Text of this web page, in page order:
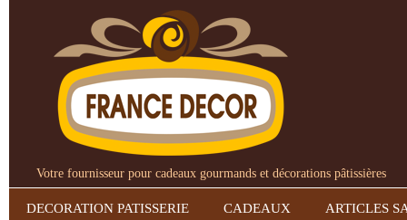
Votre fournisseur pour cadeaux gourmands et décorations pâtissières
DECORATION PATISSERIE CADEAUX ARTICLES